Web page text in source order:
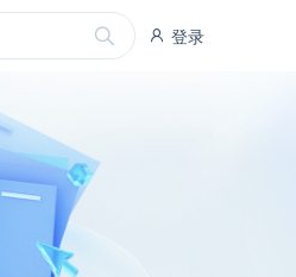
登录